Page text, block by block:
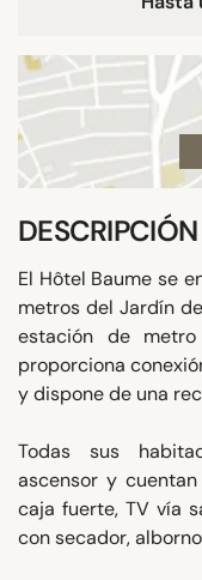
DESCRIPCIÓN
El Hôtel Baume se
metros del Jardín
estación de
proporciona
y dispone de una
Todas sus
ascensor y
caja fuerte, TV vía
con secador,